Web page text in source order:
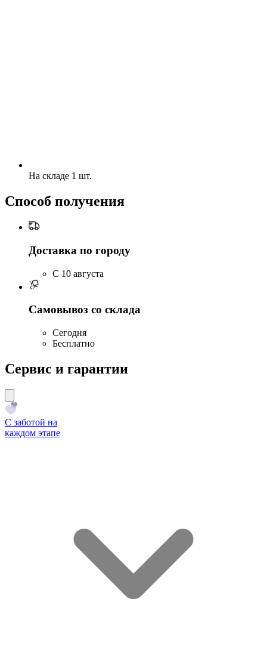
На складе 1 шт.
Способ получения
Доставка по городу
C 10 августа
Самовывоз со склада
Сегодня
Бесплатно
Сервис и гарантии
С заботой на
каждом этапе